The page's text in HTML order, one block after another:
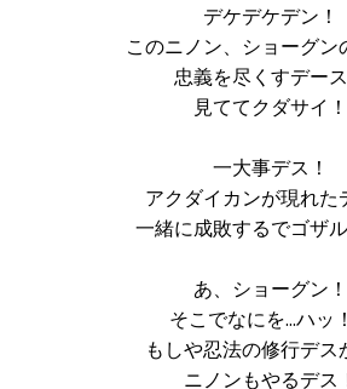
デケデケデン！
このニノン、ショーグン
忠義を尽くすデース
見ててクダサイ！
一大事デス！
アクダイカンが現れた
一緒に成敗するでゴザ
あ、ショーグン！
そこでなにを…ハッ
もしや忍法の修行デス
ニノンもやるデス